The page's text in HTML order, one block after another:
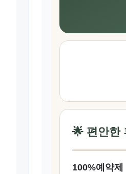
🌟 편안한
100%예약제